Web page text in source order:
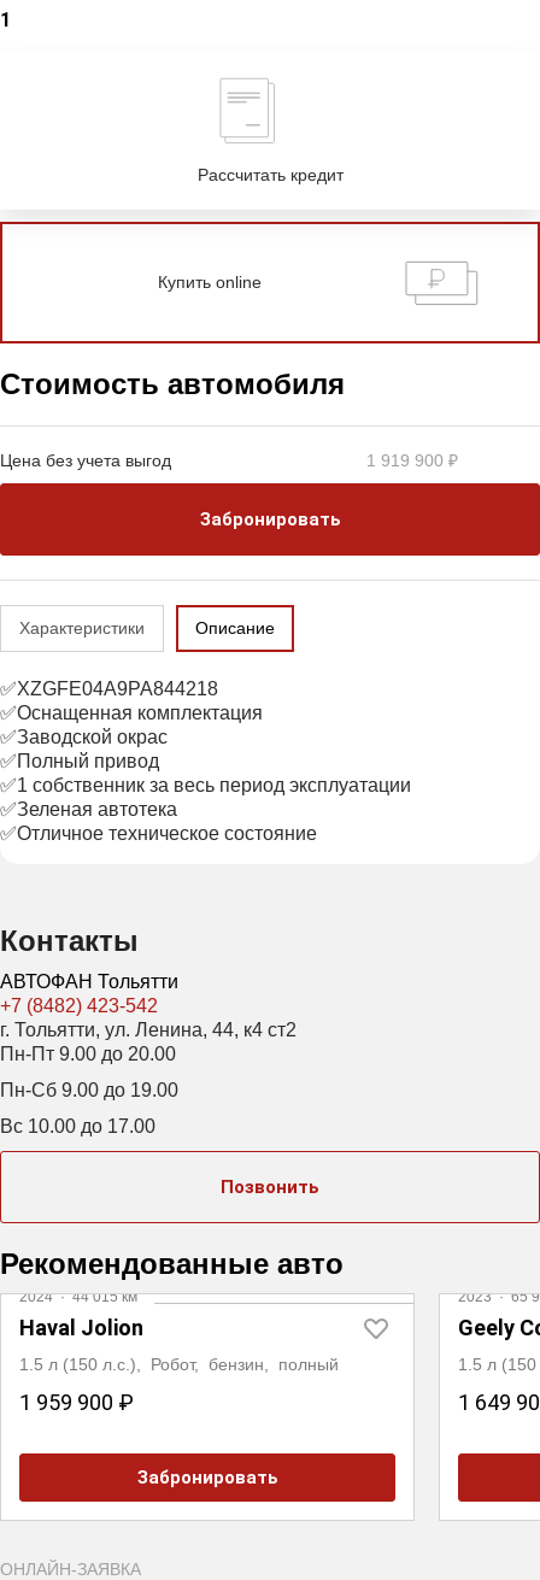
1
Рассчитать кредит
Купить online
Стоимость автомобиля
Цена без учета выгод 1 919 900 ₽
Забронировать
Характеристики Описание
✅XZGFE04A9PA844218
✅Оснащенная комплектация
✅Заводской окрас
✅Полный привод
✅1 собственник за весь период эксплуатации
✅Зеленая автотека
✅Отличное техническое состояние
Контакты
АВТОФАН Тольятти
+7 (8482) 423-542
г. Тольятти, ул. Ленина, 44, к4 ст2
Пн-Пт 9.00 до 20.00
Пн-Сб 9.00 до 19.00
Вс 10.00 до 17.00
Позвонить
Рекомендованные авто
2024·44 015 км
Haval Jolion
1.5 л (150 л.с.), Робот, бензин, полный
1 959 900 ₽
Забронировать
2023·65
Geely
1.5 л
1 649
ОНЛАЙН-ЗАЯВКА